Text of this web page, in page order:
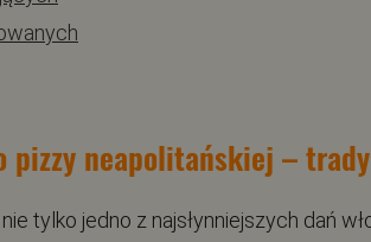
pizzy neapolitańskiej –
tylko jedno z najsłynniejszych dań